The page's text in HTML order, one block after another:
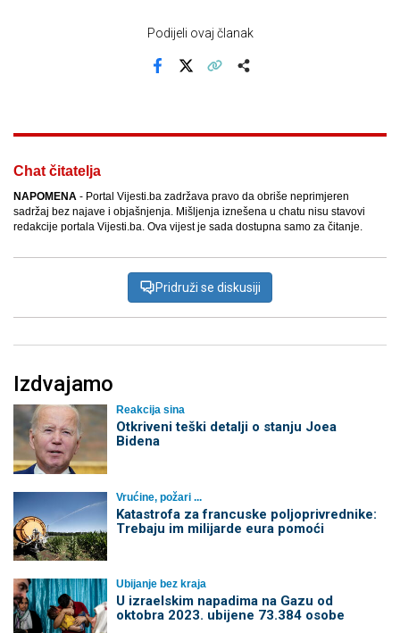
Podijeli ovaj članak
Chat čitatelja
NAPOMENA - Portal Vijesti.ba zadržava pravo da obriše neprimjeren
sadržaj bez najave i objašnjenja. Mišljenja iznešena u chatu nisu stavovi
redakcije portala Vijesti.ba. Ova vijest je sada dostupna samo za čitanje.
Pridruži se diskusiji
Izdvajamo
Reakcija sina
Otkriveni teški detalji o stanju Joea
Bidena
Vrućine, požari ...
Katastrofa za francuske poljoprivrednike:
Trebaju im milijarde eura pomoći
Ubijanje bez kraja
U izraelskim napadima na Gazu od
oktobra 2023. ubijene 73.384 osobe